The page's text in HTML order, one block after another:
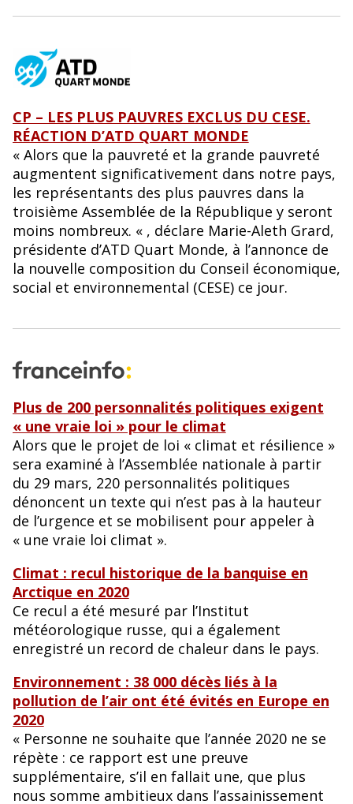
CP – LES PLUS PAUVRES EXCLUS DU CESE.
RÉACTION D’ATD QUART MONDE
« Alors que la pauvreté et la grande pauvreté
augmentent significativement dans notre pays,
les représentants des plus pauvres dans la
troisième Assemblée de la République y seront
moins nombreux. « , déclare Marie-Aleth Grard,
présidente d’ATD Quart Monde, à l’annonce de
la nouvelle composition du Conseil économique,
social et environnemental (CESE) ce jour.
Plus de 200 personnalités politiques exigent
« une vraie loi » pour le climat
Alors que le projet de loi « climat et résilience »
sera examiné à l’Assemblée nationale à partir
du 29 mars, 220 personnalités politiques
dénoncent un texte qui n’est pas à la hauteur
de l’urgence et se mobilisent pour appeler à
« une vraie loi climat ».
Climat : recul historique de la banquise en
Arctique en 2020
Ce recul a été mesuré par l’Institut
météorologique russe, qui a également
enregistré un record de chaleur dans le pays.
Environnement : 38 000 décès liés à la
pollution de l’air ont été évités en Europe en
2020
« Personne ne souhaite que l’année 2020 ne se
répète : ce rapport est une preuve
supplémentaire, s’il en fallait une, que plus
nous somme ambitieux dans l’assainissement